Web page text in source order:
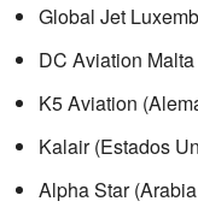
Global Jet
DC Aviation
K5 Aviation
Kalair (Estados
Alpha Star